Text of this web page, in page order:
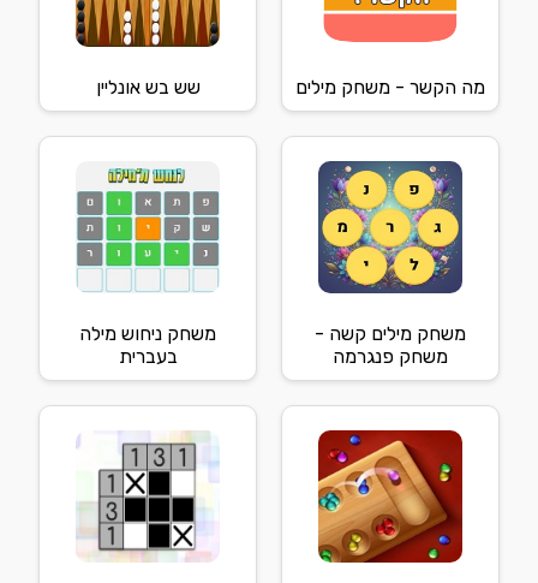
מה הקשר - משחק מילים שש בש אונליין
משחק מילים קשה -
משחק פנגרמה
משחק ניחוש מילה
בעברית